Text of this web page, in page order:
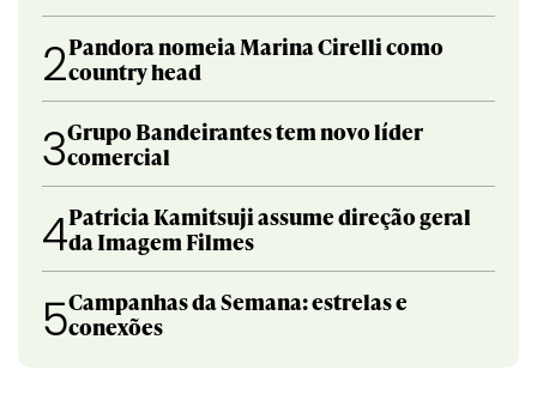
2Pandora nomeia Marina Cirelli como
country head
3Grupo Bandeirantes tem novo líder
comercial
4Patricia Kamitsuji assume direção geral
da Imagem Filmes
5Campanhas da Semana: estrelas e
conexões